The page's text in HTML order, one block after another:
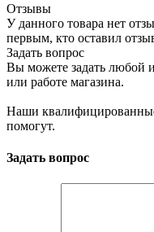
Отзывы
У данного товара нет
первым, кто оставил
Задать вопрос
Вы можете задать любой
или работе магазина.
Наши
помогут.
Задать вопрос